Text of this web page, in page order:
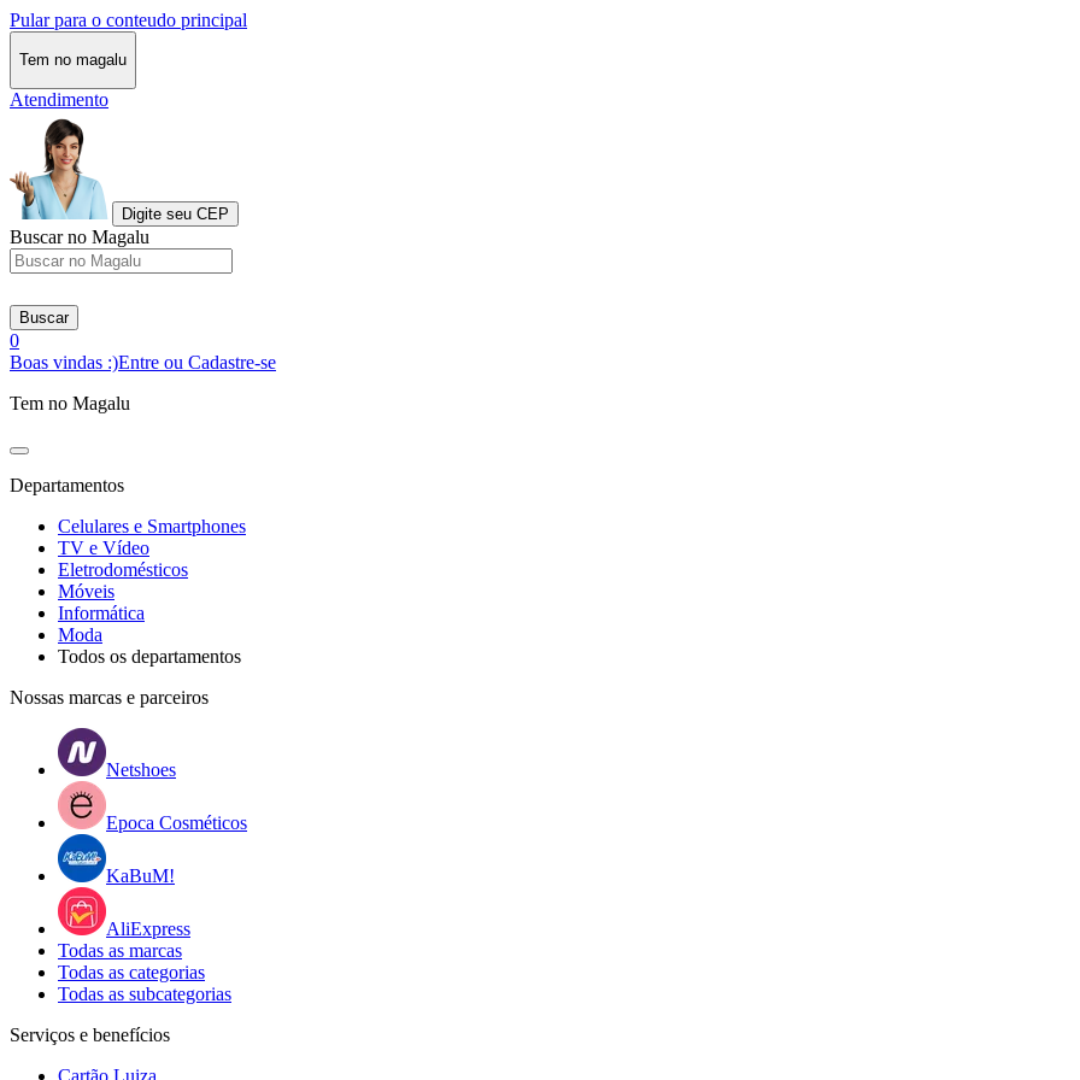
Pular para o conteudo principal
Tem no magalu
Atendimento
Digite seu CEP
Buscar no Magalu
Buscar
0
Boas vindas :)Entre ou Cadastre-se
Tem no Magalu
Departamentos
Celulares e Smartphones
TV e Vídeo
Eletrodomésticos
Móveis
Informática
Moda
Todos os departamentos
Nossas marcas e parceiros
Netshoes
Epoca Cosméticos
KaBuM!
AliExpress
Todas as marcas
Todas as categorias
Todas as subcategorias
Serviços e benefícios
Cartão Luiza